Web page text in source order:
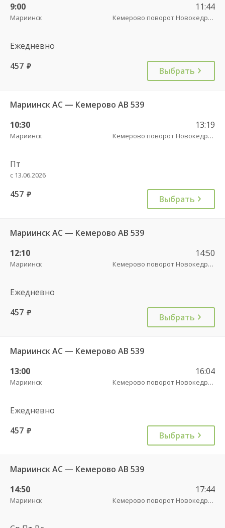
9:00
Мариинск
11:44
Кемерово поворот Новокедровский пов.
Ежедневно
457 руб. Выбрать
Мариинск АС — Кемерово АВ 539
10:30
Мариинск
13:19
Кемерово поворот Новокедровский пов.
Пт
с 13.06.2026
457 руб. Выбрать
Мариинск АС — Кемерово АВ 539
12:10
Мариинск
14:50
Кемерово поворот Новокедровский пов.
Ежедневно
457 руб. Выбрать
Мариинск АС — Кемерово АВ 539
13:00
Мариинск
16:04
Кемерово поворот Новокедровский пов.
Ежедневно
457 руб. Выбрать
Мариинск АС — Кемерово АВ 539
14:50
Мариинск
17:44
Кемерово поворот Новокедровский пов.